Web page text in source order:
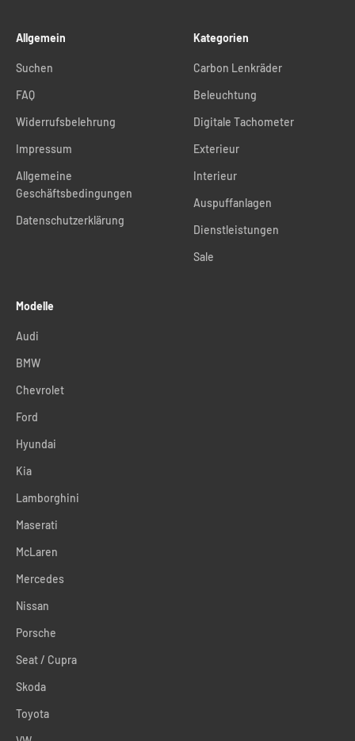
Allgemein
Suchen
FAQ
Widerrufsbelehrung
Impressum
Allgemeine
Geschäftsbedingungen
Datenschutzerklärung
Kategorien
Carbon Lenkräder
Beleuchtung
Digitale Tachometer
Exterieur
Interieur
Auspuffanlagen
Dienstleistungen
Sale
Modelle
Audi
BMW
Chevrolet
Ford
Hyundai
Kia
Lamborghini
Maserati
McLaren
Mercedes
Nissan
Porsche
Seat / Cupra
Skoda
Toyota